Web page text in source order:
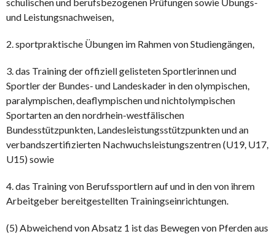
und Leistungsnachweisen,
2. sportpraktische Übungen im Rahmen von Studiengängen,
3. das Training der offiziell gelisteten Sportlerinnen und
Sportler der Bundes- und Landeskader in den olympischen,
paralympischen, deaflympischen und nichtolympischen
Sportarten an den nordrhein-westfälischen
Bundesstützpunkten, Landesleistungsstützpunkten und an
verbandszertifizierten Nachwuchsleistungszentren (U19, U17,
U15) sowie
4. das Training von Berufssportlern auf und in den von ihrem
Arbeitgeber bereitgestellten Trainingseinrichtungen.
(5) Abweichend von Absatz 1 ist das Bewegen von Pferden aus